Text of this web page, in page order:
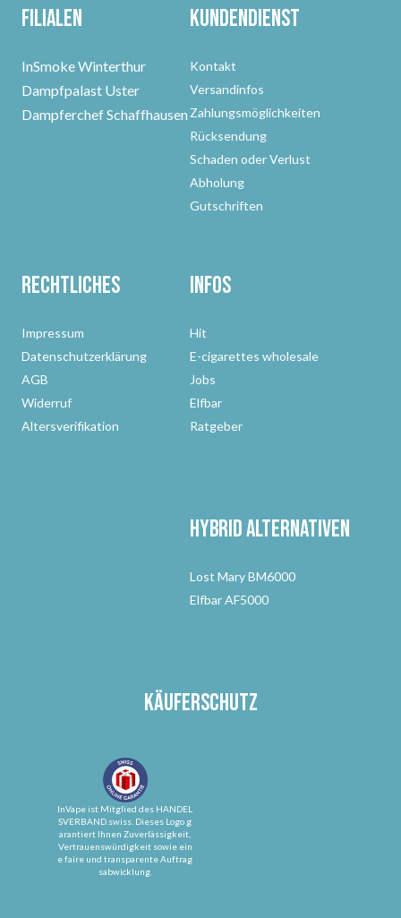
Filialen
InSmoke Winterthur
Dampfpalast Uster
Dampferchef Schaffhausen
Kundendienst
Kontakt
Versandinfos
Zahlungsmöglichkeiten
Rücksendung
Schaden oder Verlust
Abholung
Gutschriften
Rechtliches
Impressum
Datenschutzerklärung
AGB
Widerruf
Altersverifikation
Infos
Hit
E-cigarettes wholesale
Jobs
Elfbar
Ratgeber
Hybrid Alternativen
Lost Mary BM6000
Elfbar AF5000
Käuferschutz
InVape ist Mitglied des HANDEL
SVERBAND.swiss. Dieses Logo g
arantiert Ihnen Zuverlässigkeit,
Vertrauenswürdigkeit sowie ein
e faire und transparente Auftrag
sabwicklung.